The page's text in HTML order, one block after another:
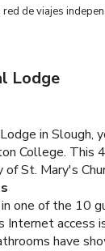
red de viajes
Lodge
in Slough,
College. This
St. Mary's
one of the 10
Internet access
have